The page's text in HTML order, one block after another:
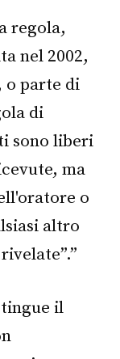
regola,
nel 2002,
o parte di
di
sono liberi
ma
o
altro
il